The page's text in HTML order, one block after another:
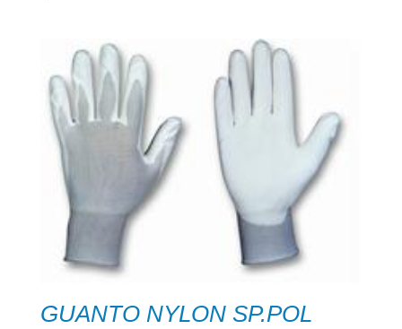
GUANTO NYLON SP.POL